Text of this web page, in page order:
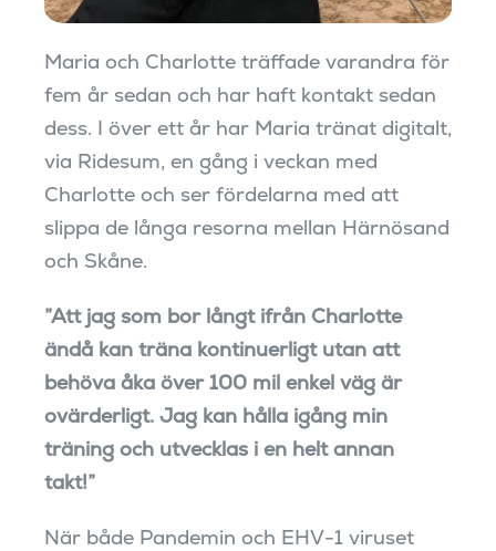
Maria och Charlotte träffade varandra för
fem år sedan och har haft kontakt sedan
dess. I över ett år har Maria tränat digitalt,
via Ridesum, en gång i veckan med
Charlotte och ser fördelarna med att
slippa de långa resorna mellan Härnösand
och Skåne.
”Att jag som bor långt ifrån Charlotte
ändå kan träna kontinuerligt utan att
behöva åka över 100 mil enkel väg är
ovärderligt. Jag kan hålla igång min
träning och utvecklas i en helt annan
takt!”
När både Pandemin och EHV-1 viruset